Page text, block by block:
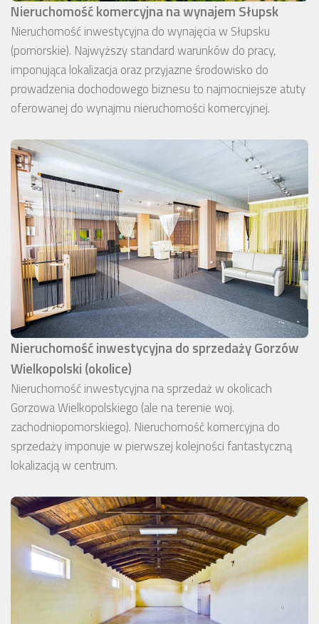
Nieruchomość komercyjna na wynajem Słupsk
Nieruchomość inwestycyjna do wynajęcia w Słupsku
(pomorskie). Najwyższy standard warunków do pracy,
imponująca lokalizacja oraz przyjazne środowisko do
prowadzenia dochodowego biznesu to najmocniejsze atuty
oferowanej do wynajmu nieruchomości komercyjnej.
Nieruchomość inwestycyjna do sprzedaży Gorzów
Wielkopolski (okolice)
Nieruchomość inwestycyjna na sprzedaż w okolicach
Gorzowa Wielkopolskiego (ale na terenie woj.
zachodniopomorskiego). Nieruchomość komercyjna do
sprzedaży imponuje w pierwszej kolejności fantastyczną
lokalizacją w centrum.